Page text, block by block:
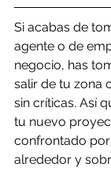
Si acabas de
agente o de
negocio, has
salir de tu zona
sin críticas. Así
tu nuevo
confrontado
alrededor y